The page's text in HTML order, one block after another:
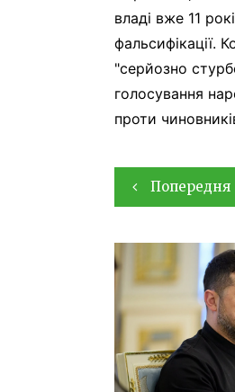
владі вже 11
фальсифікації.
"серйозно
голосування
проти
записів
Попередня